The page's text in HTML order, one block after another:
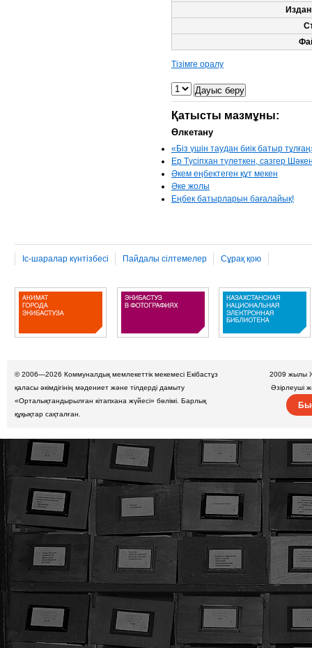
Тізімге оралу
Қатысты мазмұны:
Өлкетану
«Біз үшін таудан биік батыр
Ер Түсіпхан түлеткен, сазгер
Әкем еңбектеген құт мекен
Әке жолы
Еңбек батырларын бағалайық!
Іс-шаралар күнтізбесі Пайдалы сілтемелер Сұрақ қою
© 2006—2026 Коммуналдық мемлекеттік мекемесі Екібастұз
қаласы әкімдігінің мәдениет және тілдерді дамыту
«Орталықтандырылған кітапхана жүйесі» бөлімі. Барлық
құқықтар сақталған.
2009 жылы
Әзірлеуші